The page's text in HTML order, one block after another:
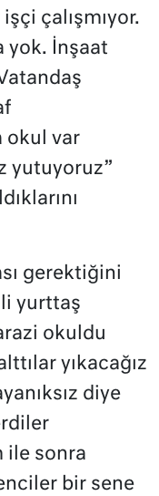
çalışmıyor.
yok. İnşaat
okul var
yutuyoruz”
gerektiğini
yurttaş
okuldu
yıkacağız
diye
ile sonra
bir sene